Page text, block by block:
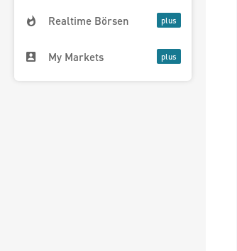
Realtime Börsen
My Markets